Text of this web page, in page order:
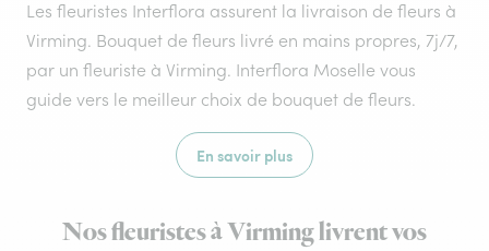
Les fleuristes Interflora assurent la livraison de fleurs à
Virming. Bouquet de fleurs livré en mains propres, 7j/7,
par un fleuriste à Virming. Interflora Moselle vous
guide vers le meilleur choix de bouquet de fleurs.
En savoir plus
Nos fleuristes à Virming livrent vos